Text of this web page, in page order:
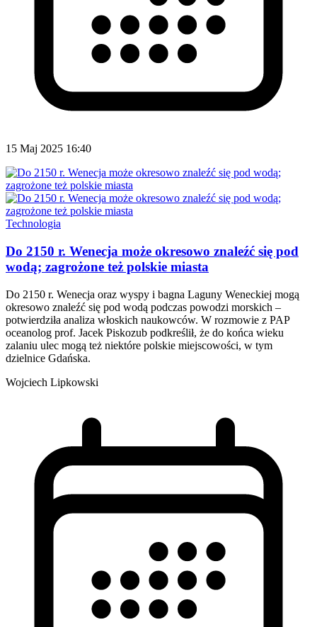
15 Maj 2025 16:40
Technologia
Do 2150 r. Wenecja może okresowo znaleźć się pod
wodą; zagrożone też polskie miasta
Do 2150 r. Wenecja oraz wyspy i bagna Laguny Weneckiej mogą
okresowo znaleźć się pod wodą podczas powodzi morskich –
potwierdziła analiza włoskich naukowców. W rozmowie z PAP
oceanolog prof. Jacek Piskozub podkreślił, że do końca wieku
zalaniu ulec mogą też niektóre polskie miejscowości, w tym
dzielnice Gdańska.
Wojciech Lipkowski